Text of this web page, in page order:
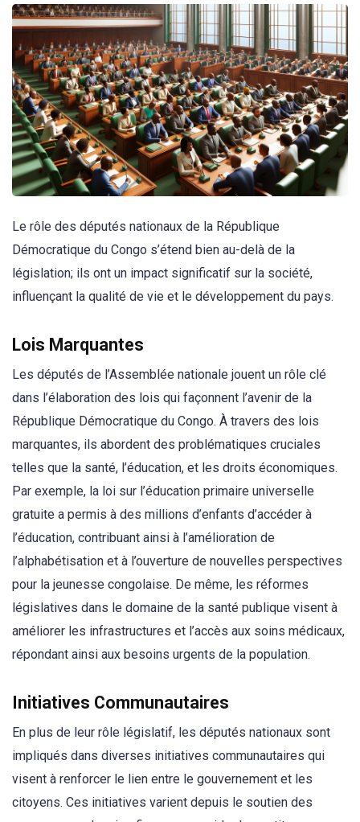
Le rôle des députés nationaux de la République
Démocratique du Congo s’étend bien au-delà de la
législation; ils ont un impact significatif sur la société,
influençant la qualité de vie et le développement du pays.
Lois Marquantes
Les députés de l’Assemblée nationale jouent un rôle clé
dans l’élaboration des lois qui façonnent l’avenir de la
République Démocratique du Congo. À travers des lois
marquantes, ils abordent des problématiques cruciales
telles que la santé, l’éducation, et les droits économiques.
Par exemple, la loi sur l’éducation primaire universelle
gratuite a permis à des millions d’enfants d’accéder à
l’éducation, contribuant ainsi à l’amélioration de
l’alphabétisation et à l’ouverture de nouvelles perspectives
pour la jeunesse congolaise. De même, les réformes
législatives dans le domaine de la santé publique visent à
améliorer les infrastructures et l’accès aux soins médicaux,
répondant ainsi aux besoins urgents de la population.
Initiatives Communautaires
En plus de leur rôle législatif, les députés nationaux sont
impliqués dans diverses initiatives communautaires qui
visent à renforcer le lien entre le gouvernement et les
citoyens. Ces initiatives varient depuis le soutien des